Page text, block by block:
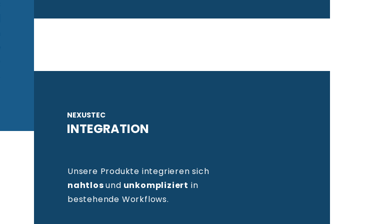
NEXUSTEC
INTEGRATION
Unsere Produkte integrieren sich
nahtlosund unkompliziert in
bestehende Workflows.